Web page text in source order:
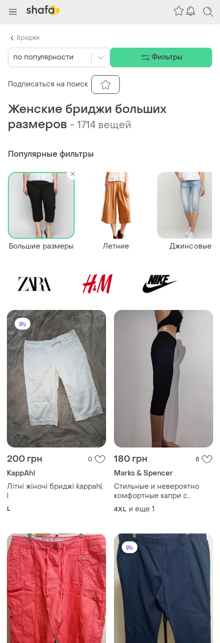
Женские бриджи больших
размеров -1714 вещей
200 грн 0
KappAhl
Літні жіночі бриджі kappahl,
l
L
180 грн 8
Marks & Spencer
Стильные и невероятно
комфортные капри с
вискозы от легендарного
британского бренда marks
4XL и еще 1
Популярные фильтры
Большие размеры Летние Джинсовые
по популярности Фильтры
Подписаться на поиск
Бриджи